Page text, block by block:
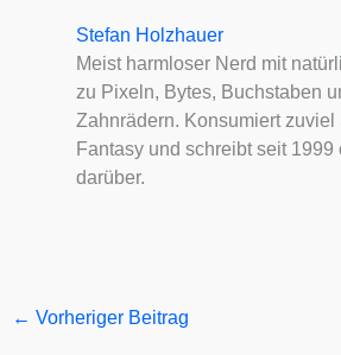
Stefan Holzhauer
Meist harmloser Nerd mit
zu Pixeln, Bytes, Buchstaben
Zahnrädern. Konsumiert zuviel
Fantasy und schreibt seit 1999
darüber.
← Vorheriger Beitrag